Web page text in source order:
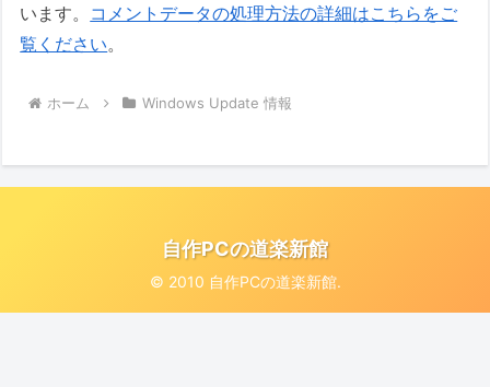
います。 コメントデータの処理方法の詳細はこちらをご
覧ください。
ホーム Windows Update 情報
自作PCの道楽新館
© 2010 自作PCの道楽新館.